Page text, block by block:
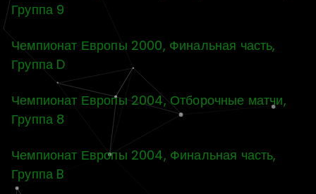
Группа 9
Чемпионат Европы 2000, Финальная часть,
Группа D
Чемпионат Европы 2004, Отборочные матчи,
Группа 8
Чемпионат Европы 2004, Финальная часть,
Группа B